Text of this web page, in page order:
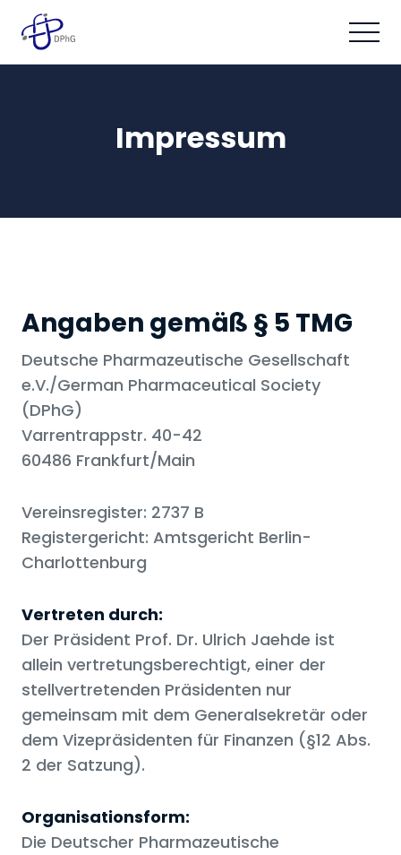
Impressum
Angaben gemäß § 5 TMG
Deutsche Pharmazeutische Gesellschaft
e.V./German Pharmaceutical Society
(DPhG)
Varrentrappstr. 40-42
60486 Frankfurt/Main
Vereinsregister: 2737 B
Registergericht: Amtsgericht Berlin-
Charlottenburg
Vertreten durch:
Der Präsident Prof. Dr. Ulrich Jaehde ist
allein vertretungsberechtigt, einer der
stellvertretenden Präsidenten nur
gemeinsam mit dem Generalsekretär oder
dem Vizepräsidenten für Finanzen (§12 Abs.
2 der Satzung).
Organisationsform:‍
Die Deutscher Pharmazeutische